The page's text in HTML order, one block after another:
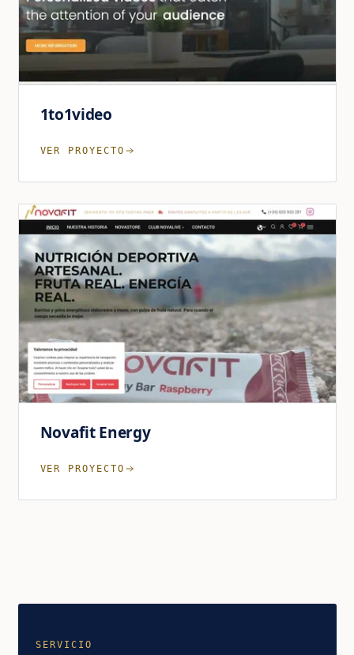
1to1video
VER PROYECTO
Novafit Energy
VER PROYECTO
SERVICIO